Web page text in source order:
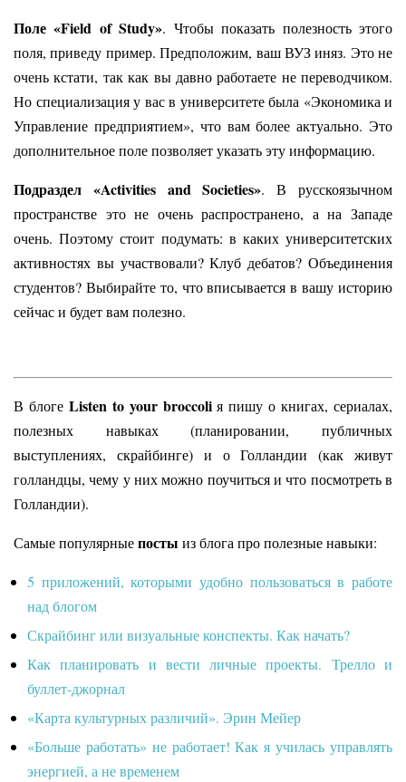
Поле «Field of Study». Чтобы показать полезность этого
поля, приведу пример. Предположим, ваш ВУЗ иняз. Это не
очень кстати, так как вы давно работаете не переводчиком.
Но специализация у вас в университете была «Экономика и
Управление предприятием», что вам более актуально. Это
дополнительное поле позволяет указать эту информацию.
Подраздел «Activities and Societies». В русскоязычном
пространстве это не очень распространено, а на Западе
очень. Поэтому стоит подумать: в каких университетских
активностях вы участвовали? Клуб дебатов? Объединения
студентов? Выбирайте то, что вписывается в вашу историю
сейчас и будет вам полезно.
В блоге Listen to your broccoliя пишу о книгах, сериалах,
полезных навыках (планировании, публичных
выступлениях, скрайбинге) и о Голландии (как живут
голландцы, чему у них можно поучиться и что посмотреть в
Голландии).
Самые популярныепосты из блога про полезные навыки:
5 приложений, которыми удобно пользоваться в работе
над блогом
Скрайбинг или визуальные конспекты. Как начать?
Как планировать и вести личные проекты. Трелло и
буллет-джорнал
«Карта культурных различий». Эрин Мейер
«Больше работать» не работает! Как я училась управлять
энергией, а не временем